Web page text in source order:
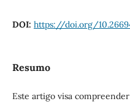
DOI: https://doi.org/
Resumo
Este artigo visa